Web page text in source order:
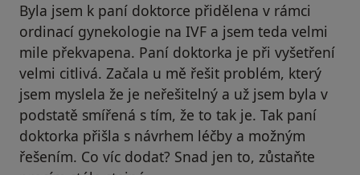
Byla jsem k paní doktorce přidělena v rámci
ordinací gynekologie na IVF a jsem teda velmi
mile překvapena. Paní doktorka je při vyšetření
velmi citlivá. Začala u mě řešit problém, který
jsem myslela že je neřešitelný a už jsem byla v
podstatě smířená s tím, že to tak je. Tak paní
doktorka přišla s návrhem léčby a možným
řešením. Co víc dodat? Snad jen to, zůstaňte